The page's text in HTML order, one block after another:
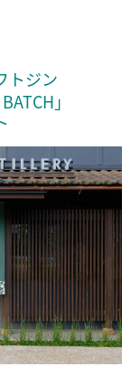
トジン
」